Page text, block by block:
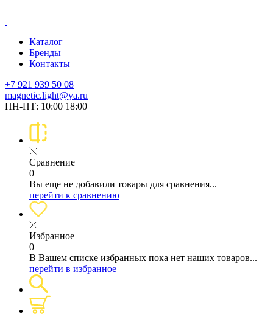
Каталог
Бренды
Контакты
+7 921 939 50 08
magnetic.light@ya.ru
ПН-ПТ: 10:00 18:00
Сравнение
0
Вы еще не добавили товары для сравнения...
перейти к сравнению
Избранное
0
В Вашем списке избранных пока нет наших товаров...
перейти в избранное